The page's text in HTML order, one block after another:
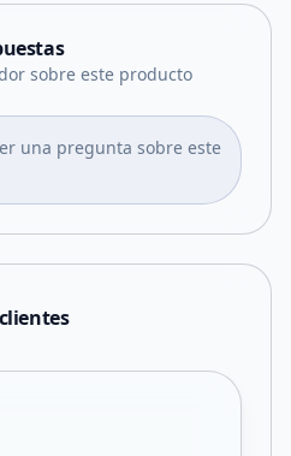
sobre este producto
una pregunta sobre este